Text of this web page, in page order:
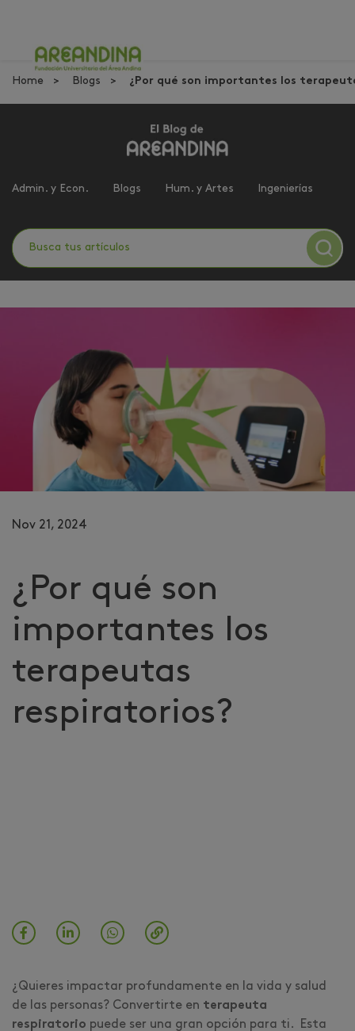
Home Blogs ¿Por qué son importantes los
Admin. y Econ. Blogs Hum. y Artes Ingenierías
Nov 21, 2024
¿Por qué son
importantes los
terapeutas
respiratorios?
¿Quieres impactar profundamente en la vida y salud
de las personas? Convertirte en terapeuta
respiratorio puede ser una gran opción para ti. Esta